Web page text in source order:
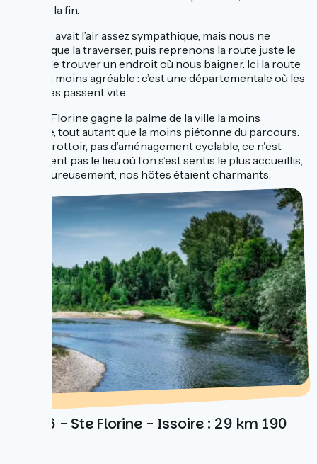
tactile à la fin.
Brioude avait l’air assez sympathique, mais nous ne
faisons que la traverser, puis reprenons la route juste le
temps de trouver un endroit où nous baigner. Ici la route
est bien moins agréable : c’est une départementale où les
véhicules passent vite.
Sainte-Florine gagne la palme de la ville la moins
cyclable, tout autant que la moins piétonne du parcours.
Pas de trottoir, pas d’aménagement cyclable, ce n'est
clairement pas le lieu où l’on s’est sentis le plus accueillis,
mais heureusement, nos hôtes étaient charmants.
Jour 6 - Ste Florine - Issoire : 29 km 190